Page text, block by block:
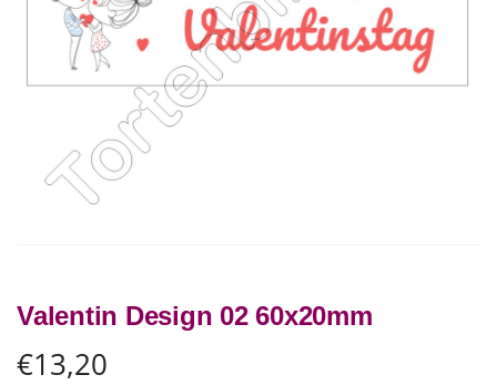
Valentin Design 02 60x20mm
€13,20